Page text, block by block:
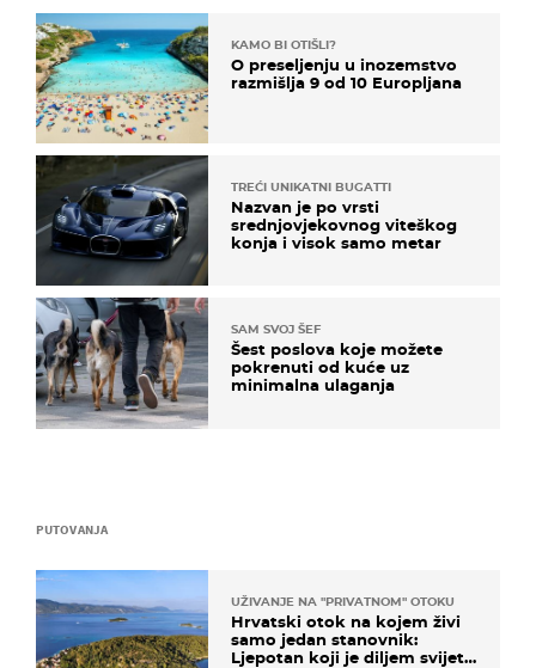
PUTOVANJA
UŽIVANJE NA "PRIVATNOM" OTOKU
Hrvatski otok na kojem živi
samo jedan stanovnik:
Ljepotan koji je diljem svijeta
KAMO BI OTIŠLI?
O preseljenju u inozemstvo
razmišlja 9 od 10 Europljana
TREĆI UNIKATNI BUGATTI
Nazvan je po vrsti
srednjovjekovnog viteškog
konja i visok samo metar
SAM SVOJ ŠEF
Šest poslova koje možete
pokrenuti od kuće uz
minimalna ulaganja